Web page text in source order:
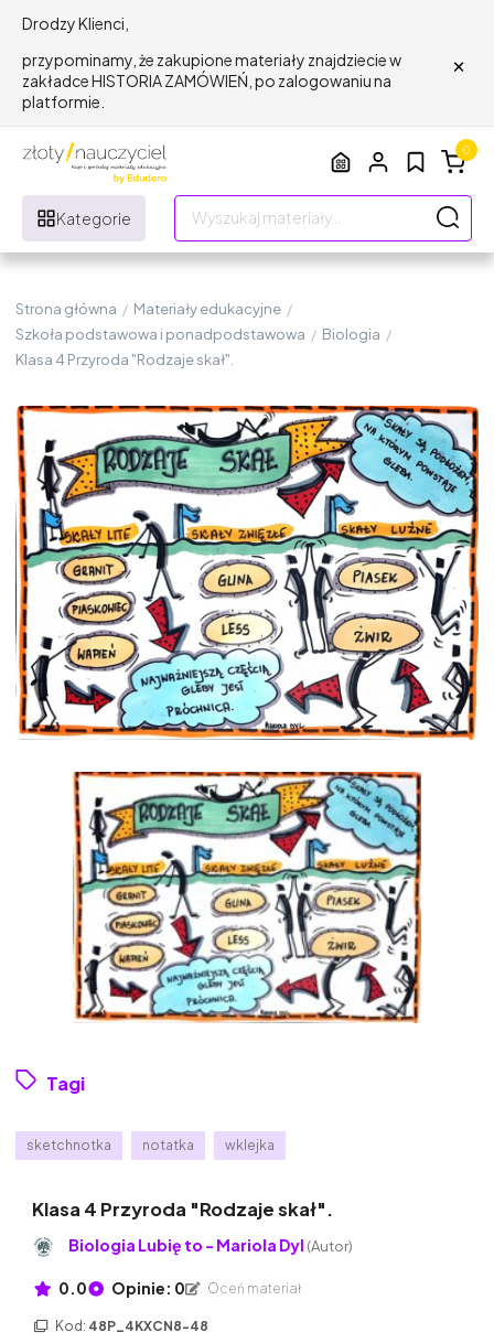
Drodzy Klienci,
przypominamy, że zakupione materiały znajdziecie w
zakładce HISTORIA ZAMÓWIEŃ, po zalogowaniu na
platformie.
×
Kategorie
0
Strona główna / Materiały edukacyjne /
Szkoła podstawowa i ponadpodstawowa / Biologia /
Klasa 4 Przyroda "Rodzaje skał".
Tagi
sketchnotka notatka wklejka
Klasa 4 Przyroda "Rodzaje skał".
Biologia Lubię to - Mariola Dyl (Autor)
0.0 Opinie: 0 Oceń materiał
Kod: 48P_4KXCN8-48